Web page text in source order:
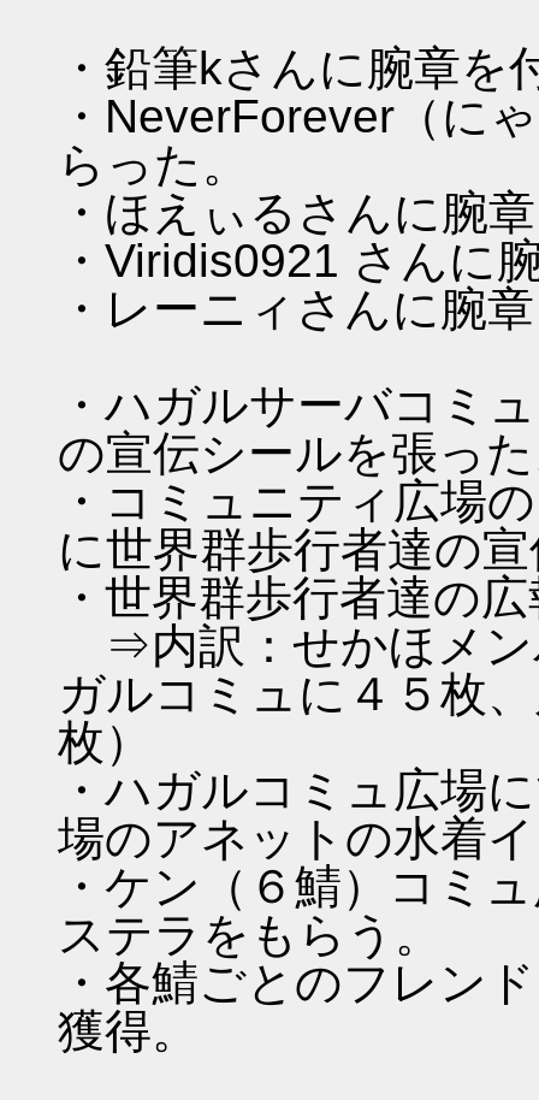
・鉛筆kさんに腕章を
・NeverForever（に
らった。
・ほえぃるさんに腕
・Viridis0921 さんに
・レーニィさんに腕
・ハガルサーバコミ
の宣伝シールを張っ
・コミュニティ広場
に世界群歩行者達の
・世界群歩行者達の
⇒内訳：せかほメン
ガルコミュに４５枚
枚）
・ハガルコミュ広場
場のアネットの水着
・ケン（６鯖）コミ
ステラをもらう。
・各鯖ごとのフレン
獲得。